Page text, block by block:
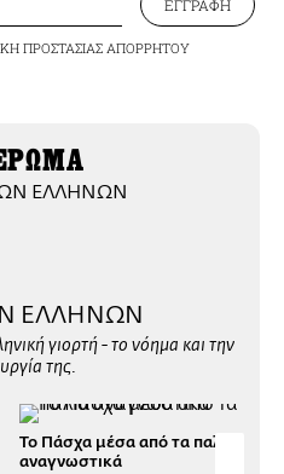
ΕΓΓΡΑΦΗ
ΠΡΟΣΤΑΣΙΑΣ ΑΠΟΡΡΗΤΟΥ
ΕΛΛΗΝΩΝ
γιορτή - το νόημα και την
της.
Το Πάσχα μέσα από τα παλιά
αναγνωστικά